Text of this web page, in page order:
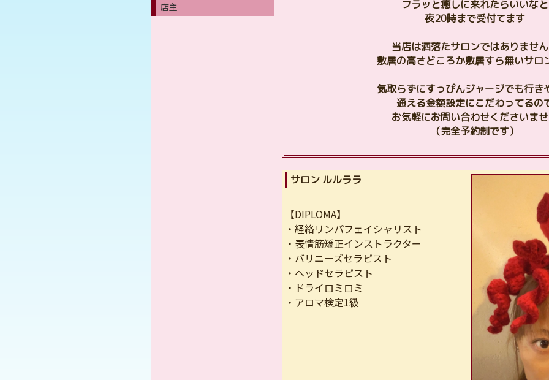
フラッと癒しに来れたらいいなと
夜20時まで受付てます
当店は洒落たサロンではありませ
敷居の高さどころか敷居すら無いサロ
気取らずにすっぴんジャージでも行き
通える金額設定にこだわってるの
お気軽にお問い合わせくださいま
（完全予約制です）
サロン ルルララ
【DIPLOMA】
・経絡リンパフェイシャリスト
・表情筋矯正インストラクター
・バリニーズセラピスト
・ヘッドセラピスト
・ドライロミロミ
・アロマ検定1級
店主